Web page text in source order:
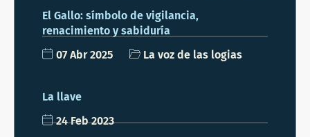
El Gallo: símbolo de vigilancia,
renacimiento y sabiduría
07 Abr 2025
La voz de las logias
La llave
24 Feb 2023